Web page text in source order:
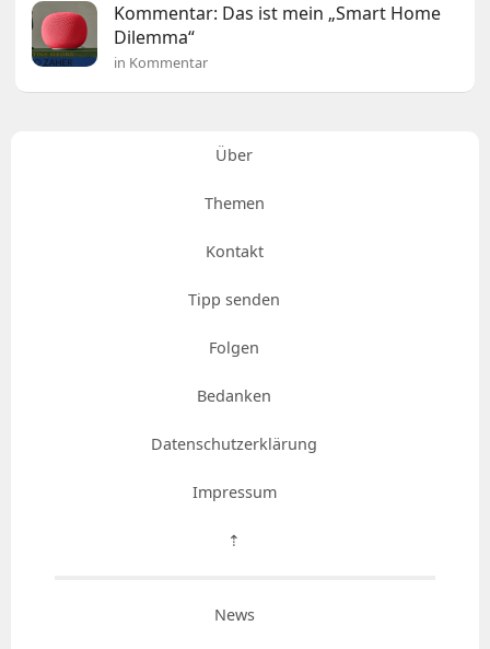
Kommentar: Das ist mein „Smart Home
Dilemma“
in Kommentar
Über
Themen
Kontakt
Tipp senden
Folgen
Bedanken
Datenschutzerklärung
Impressum
⇡
News